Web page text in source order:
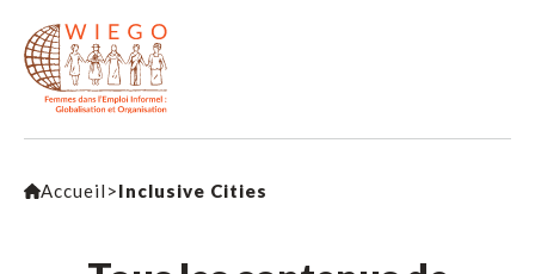
Accueil >Inclusive Cities